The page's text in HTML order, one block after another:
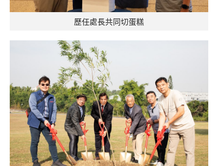
歷任處長共同切蛋糕